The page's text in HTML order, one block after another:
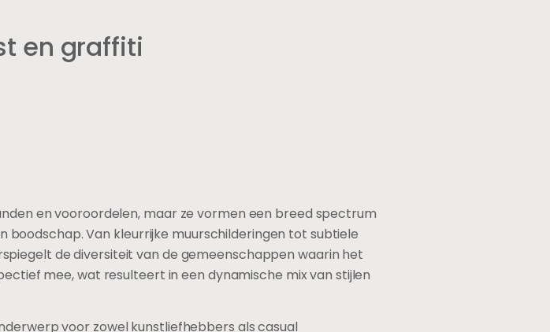
en graffiti
en vooroordelen, maar ze vormen een breed spectrum
boodschap. Van kleurrijke muurschilderingen tot subtiele
de diversiteit van de gemeenschappen waarin het
mee, wat resulteert in een dynamische mix van stijlen
voor zowel kunstliefhebbers als casual